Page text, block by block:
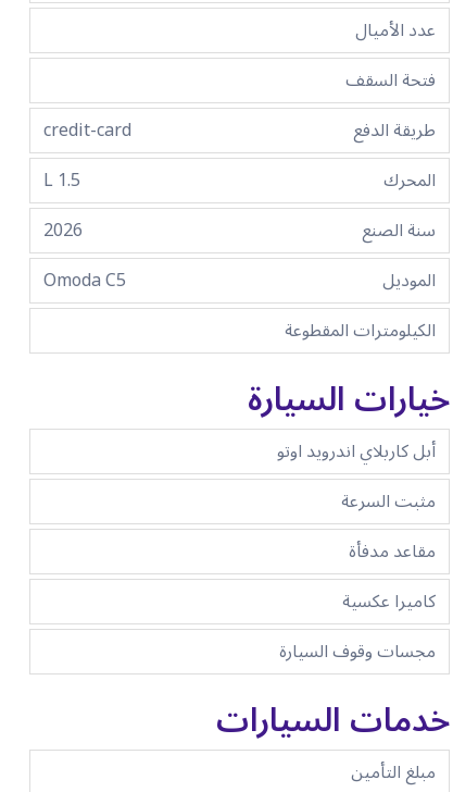
عدد الأميال
فتحة السقف
طريقة الدفع
credit-card
المحرك
1.5 L
سنة الصنع
2026
الموديل
Omoda C5
الكيلومترات المقطوعة
خيارات السيارة
أبل كاربلاي اندرويد اوتو
مثبت السرعة
مقاعد مدفأة
كاميرا عكسية
مجسات وقوف السيارة
خدمات السيارات
مبلغ التأمين